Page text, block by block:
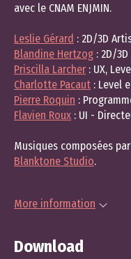
avec le CNAM ENJMIN.
Leslie Gérard : 2D/3D
Blandine Hertzog : 2D/
Priscilla Larcher : UX,
Charlotte Pacaut : Level
Pierre Roquin :
Flavien Roux : UI -
Musiques composées par
Blanktone Studio.
More information
Download